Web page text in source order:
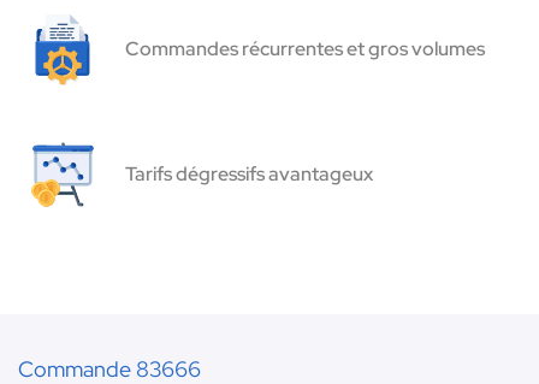
Commandes récurrentes et gros volumes
Tarifs dégressifs avantageux
Commande 83666